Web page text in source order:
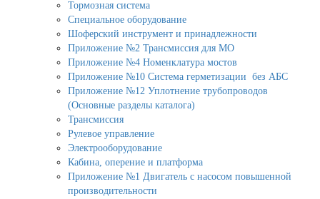
Тормозная система
Специальное оборудование
Шоферский инструмент и принадлежности
Приложение №2 Трансмиссия для МО
Приложение №4 Номенклатура мостов
Приложение №10 Система герметизации без АБС
Приложение №12 Уплотнение трубопроводов
(Основные разделы каталога)
Трансмиссия
Рулевое управление
Электрооборудование
Кабина, оперение и платформа
Приложение №1 Двигатель с насосом повышенной
производительности